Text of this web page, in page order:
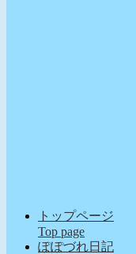
トップページ
Top page
ぽぽづれ日記